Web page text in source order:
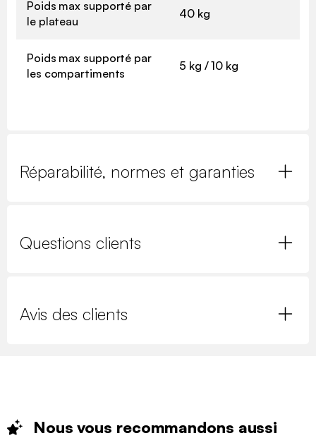
Poids max supporté par
le plateau
40 kg
Poids max supporté par
les compartiments
5 kg / 10 kg
Réparabilité, normes et garanties
Questions clients
Avis des clients
Nous vous recommandons aussi